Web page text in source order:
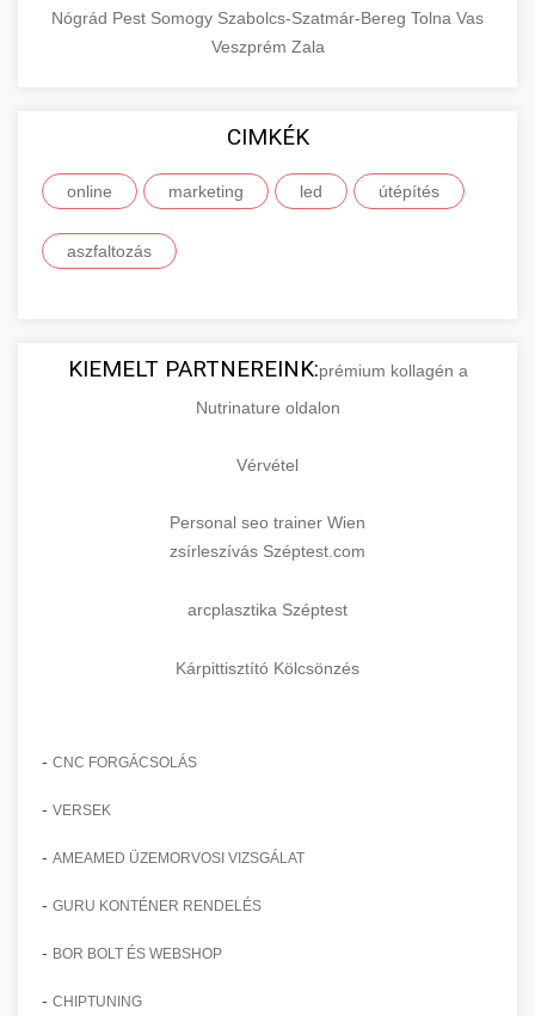
Nógrád Pest Somogy Szabolcs-Szatmár-Bereg Tolna Vas
Veszprém Zala
CIMKÉK
online marketing led útépítés
aszfaltozás
KIEMELT PARTNEREINK:prémium kollagén a
Nutrinature oldalon
Vérvétel
Personal seo trainer Wien
zsírleszívás Széptest.com
arcplasztika Széptest
Kárpittisztító Kölcsönzés
- CNC FORGÁCSOLÁS
- VERSEK
- AMEAMED ÜZEMORVOSI VIZSGÁLAT
- GURU KONTÉNER RENDELÉS
- BOR BOLT ÉS WEBSHOP
- CHIPTUNING